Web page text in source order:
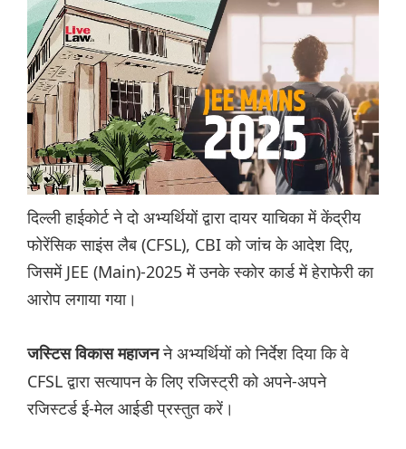
दिल्ली हाईकोर्ट ने दो अभ्यर्थियों द्वारा दायर याचिका में केंद्रीय
फोरेंसिक साइंस लैब (CFSL), CBI को जांच के आदेश दिए,
जिसमें JEE (Main)-2025 में उनके स्कोर कार्ड में हेराफेरी का
आरोप लगाया गया।
जस्टिस विकास महाजनने अभ्यर्थियों को निर्देश दिया कि वे
CFSL द्वारा सत्यापन के लिए रजिस्ट्री को अपने-अपने
रजिस्टर्ड ई-मेल आईडी प्रस्तुत करें।